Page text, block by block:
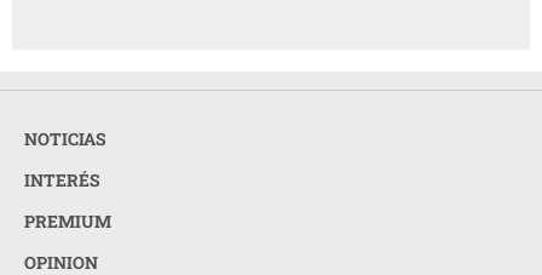
NOTICIAS
INTERÉS
PREMIUM
OPINION